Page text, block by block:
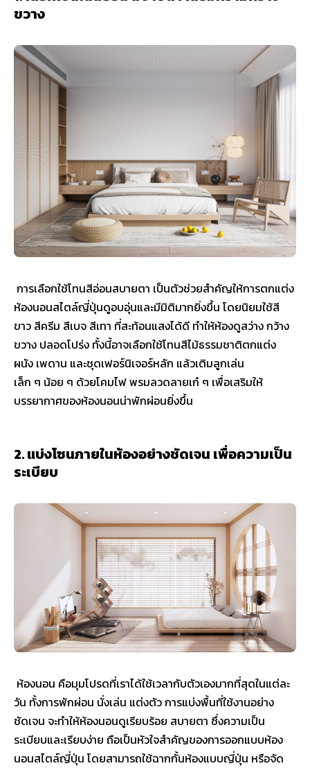
ขวาง
การเลือกใช้โทนสีอ่อนสบายตา เป็นตัวช่วยสำคัญให้การตกแต่ง
ห้องนอนสไตล์ญี่ปุ่นดูอบอุ่นและมีมิติมากยิ่งขึ้น โดยนิยมใช้สี
ขาว สีครีม สีเบจ สีเทา ที่สะท้อนแสงได้ดี ทำให้ห้องดูสว่าง กว้าง
ขวาง ปลอดโปร่ง ทั้งนี้อาจเลือกใช้โทนสีไม้ธรรมชาติตกแต่ง
ผนัง เพดาน และชุดเฟอร์นิเจอร์หลัก แล้วเติมลูกเล่น
เล็ก ๆ น้อย ๆ ด้วยโคมไฟ พรมลวดลายเก๋ ๆ เพื่อเสริมให้
บรรยากาศของห้องนอนน่าพักผ่อนยิ่งขึ้น
2. แบ่งโซนภายในห้องอย่างชัดเจน เพื่อความเป็น
ระเบียบ
ห้องนอน คือมุมโปรดที่เราได้ใช้เวลากับตัวเองมากที่สุดในแต่ละ
วัน ทั้งการพักผ่อน นั่งเล่น แต่งตัว การแบ่งพื้นที่ใช้งานอย่าง
ชัดเจน จะทำให้ห้องนอนดูเรียบร้อย สบายตา ซึ่งความเป็น
ระเบียบและเรียบง่าย ถือเป็นหัวใจสำคัญของการออกแบบห้อง
นอนสไตล์ญี่ปุ่น โดยสามารถใช้ฉากกั้นห้องแบบญี่ปุ่น หรือจัด